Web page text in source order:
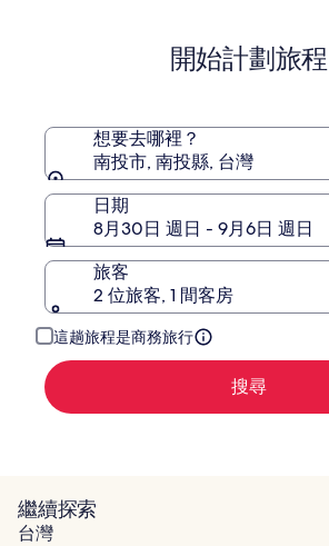
房
價
多
資
訊。
開始計劃旅程
想要去哪裡？
南投市, 南投縣, 台灣
日期
8月30日 週日 - 9月6日 週日
旅客
2 位旅客, 1 間客房
這趟旅程是商務旅行
搜尋
繼續探索
台灣